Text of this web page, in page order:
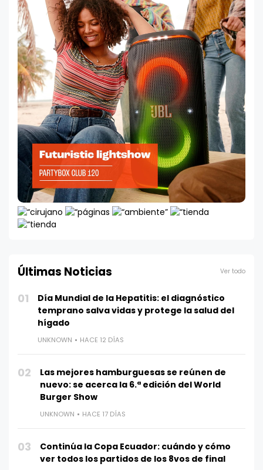
Últimas Noticias Ver todo
01
Día Mundial de la Hepatitis: el diagnóstico
temprano salva vidas y protege la salud del
hígado
UNKNOWN HACE 12 DÍAS
02
Las mejores hamburguesas se reúnen de
nuevo: se acerca la 6.ª edición del World
Burger Show
UNKNOWN HACE 17 DÍAS
03
Continúa la Copa Ecuador: cuándo y cómo
ver todos los partidos de los 8vos de final